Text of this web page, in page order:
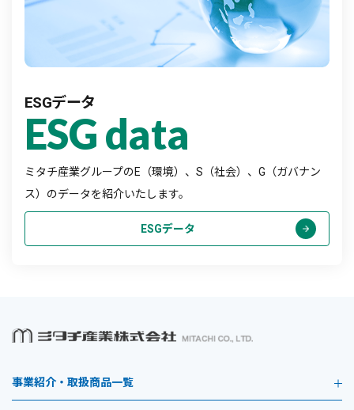
ESGデータ
ESG data
ミタチ産業グループのE（環境）、S（社会）、G（ガバナン
ス）のデータを紹介いたします。
ESGデータ
事業紹介・取扱商品一覧